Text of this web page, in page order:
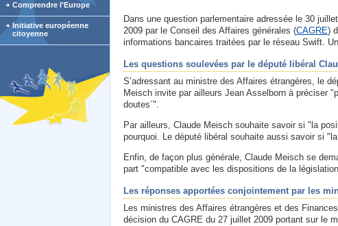
Dans une question parlementaire adressée le 30
2009 par le Conseil des Affaires générales (CAGRE)
informations bancaires traitées par le réseau Swift.
Les questions soulevées par le député libéral
S’adressant au ministre des Affaires étrangères, le
Meisch invite par ailleurs Jean Asselborn à préciser
doutes´".
Par ailleurs, Claude Meisch souhaite savoir si "la
pourquoi. Le député libéral souhaite aussi savoir si
Enfin, de façon plus générale, Claude Meisch se
part "compatible avec les dispositions de la
Les réponses apportées conjointement par les
Les ministres des Affaires étrangères et des
décision du CAGRE du 27 juillet 2009 portant sur le
Comprendre l'Europe
Initiative européenne
citoyenne